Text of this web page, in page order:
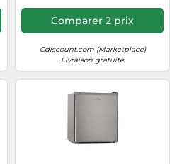
Comparer 2 prix
Cdiscount.com (Marketplace)
Livraison gratuite